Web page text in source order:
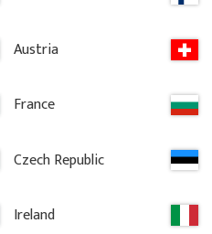
Austria
France
Czech Republic
Ireland